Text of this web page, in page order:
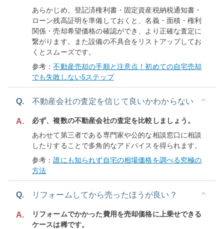
あらかじめ、登記済権利書・固定資産税納税通知書・
ローン残高証明を準備しておくと、名義・面積・権利
関係・売却希望価格の確認ができ、より正確な査定に
繋がります。また設備の不具合をリストアップしてお
くとスムーズです。
参考：不動産売却の手順と注意点！初めての自宅売却
でも失敗しない5ステップ
Q. 不動産会社の査定を信じて良いかわからない
A.
必ず、複数の不動産会社の査定を比較しましょう。
あわせて第三者である専門家や公的な相談窓口に相談
したりすることで多角的なアドバイスを得られます。
参考：誰にも知られず自宅の相場価格を調べる究極の
方法
Q. リフォームしてから売ったほうが良い？
A.
リフォームでかかった費用を売却価格に上乗せできる
ケースは稀です。